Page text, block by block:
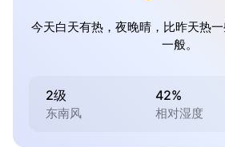
今天白天有热，夜晚晴，比昨天热
一般。
2级
东南风
42%
相对湿度